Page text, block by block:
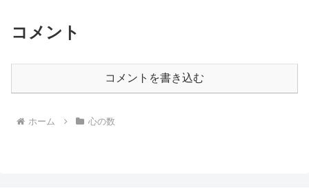
コメント
コメントを書き込む
ホーム 心の数